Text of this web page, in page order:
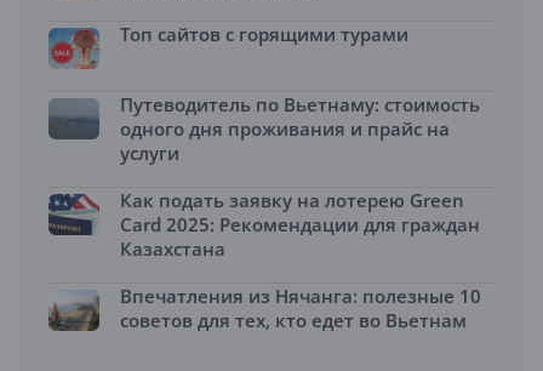
Топ сайтов с горящими турами
Путеводитель по Вьетнаму: стоимость
одного дня проживания и прайс на
услуги
Как подать заявку на лотерею Green
Card 2025: Рекомендации для граждан
Казахстана
Впечатления из Нячанга: полезные 10
советов для тех, кто едет во Вьетнам